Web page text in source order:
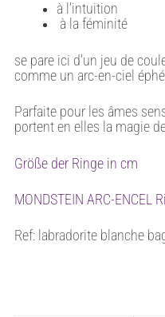
à l’intuition
à la féminité
se pare ici d’un jeu de
comme un arc-en-ciel
Parfaite pour les âmes
portent en elles la magie
Größe der Ringe in cm
MONDSTEIN ARC-ENCEL
Ref: labradorite blanche